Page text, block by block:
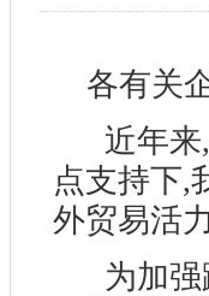
各有关
近年来
点支持下,
外贸易活
为加